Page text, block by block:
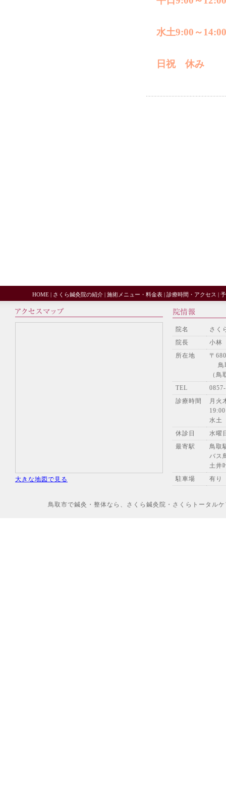
水土9:00～14:00
日祝 休み
HOME| さくら鍼灸院の紹介| 施術メニュー・料金表| 診療時間・アクセス |
大きな地図で見る
院名
さく
院長
小林
所在地
〒
鳥
（
TEL
診療時間
月火
19:00
水
休診日
水曜
最寄駅
鳥取
バス
土井
駐車場
有り
鳥取市で鍼灸・整体なら、さくら鍼灸院・さくらトータ